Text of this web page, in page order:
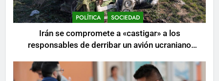
POLÍTICA SOCIEDAD
Irán se compromete a «castigar» a los
responsables de derribar un avión ucraniano